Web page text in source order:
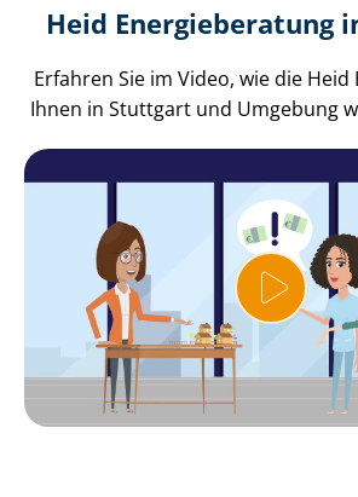
Heid Energieberatung
Erfahren Sie im Video, wie die
Ihnen in Stuttgart und Umgebung